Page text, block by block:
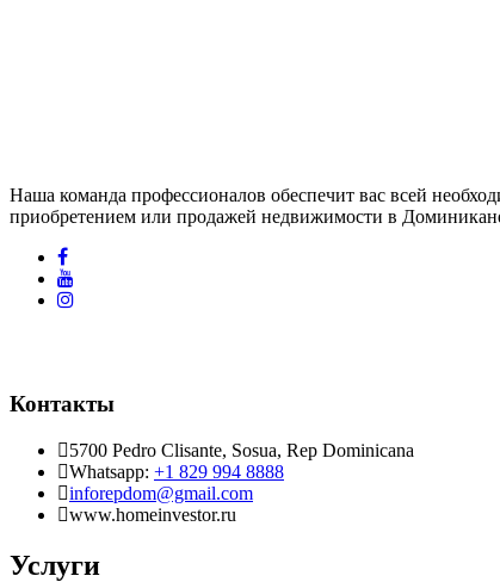
Наша команда профессионалов обеспечит вас всей
приобретением или продажей недвижимости в
Контакты
5700 Pedro Clisante, Sosua, Rep Dominicana
Whatsapp: +1 829 994 8888
inforepdom@gmail.com
www.homeinvestor.ru
Услуги